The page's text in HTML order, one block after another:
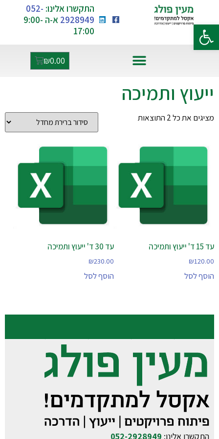
פתח סרגל נגישות
התקשרו אלינו: 052-
2928949
א-ה 9:00-
17:00
₪0.00
ייעוץ ותמיכה
מציגים את כל ⁦2⁩ התוצאות
עד 15 ד' ייעוץ ותמיכה
₪120.00
הוסף לסל
עד 30 ד' ייעוץ ותמיכה
₪230.00
הוסף לסל
התקשרו אלינו: 052-2928949